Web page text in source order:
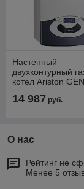
Настенный
двухконтурный
котел Ariston
14 987 руб.
О нас
Рейтинг не
Менее 5